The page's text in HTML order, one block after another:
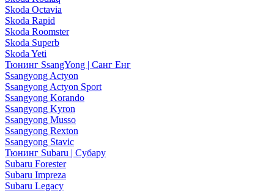
Skoda Octavia
Skoda Rapid
Skoda Roomster
Skoda Superb
Skoda Yeti
Тюнинг SsangYong | Санг Енг
Ssangyong Actyon
Ssangyong Actyon Sport
Ssangyong Korando
Ssangyong Kyron
Ssangyong Musso
Ssangyong Rexton
Ssangyong Stavic
Тюнинг Subaru | Субару
Subaru Forester
Subaru Impreza
Subaru Legacy